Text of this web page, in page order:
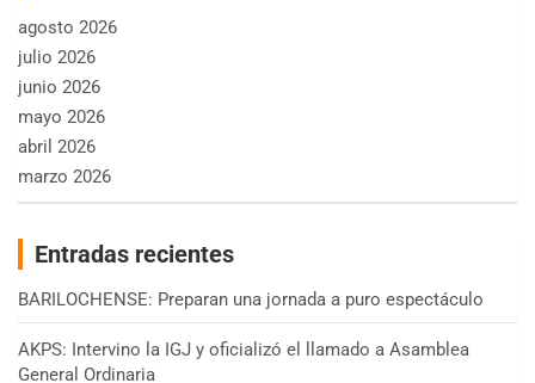
agosto 2026
julio 2026
junio 2026
mayo 2026
abril 2026
marzo 2026
Entradas recientes
BARILOCHENSE: Preparan una jornada a puro espectáculo
AKPS: Intervino la IGJ y oficializó el llamado a Asamblea
General Ordinaria